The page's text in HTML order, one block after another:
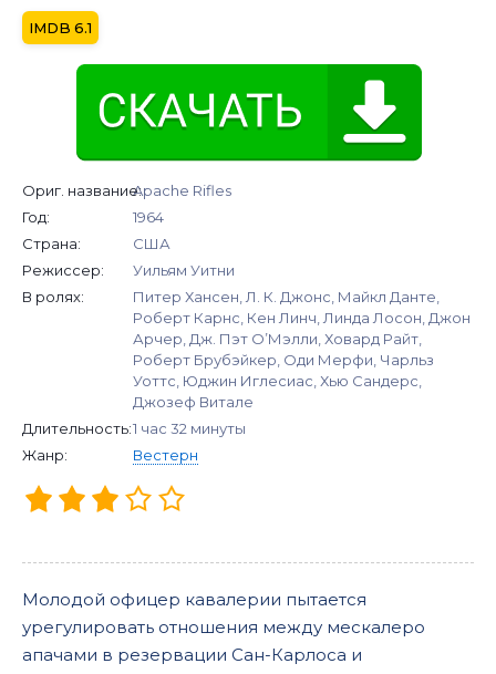
6.1
Ориг. название:Apache Rifles
Год:
1964
Страна:
США
Режиссер:
Уильям Уитни
В ролях:
Питер Хансен, Л. К. Джонс, Майкл Данте,
Роберт Карнс, Кен Линч, Линда Лосон, Джон
Арчер, Дж. Пэт О’Мэлли, Ховард Райт,
Роберт Брубэйкер, Оди Мерфи, Чарльз
Уоттс, Юджин Иглесиас, Хью Сандерс,
Джозеф Витале
Длительность:1 час 32 минуты
Жанр:
Вестерн
Молодой офицер кавалерии пытается
урегулировать отношения между мескалеро
апачами в резервации Сан-Карлоса и